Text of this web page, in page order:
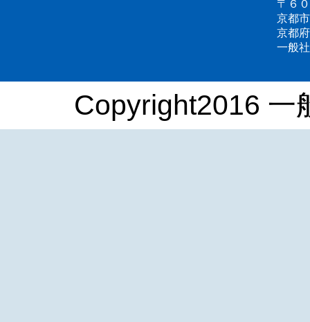
〒６
京都
京都
一般
Copyright2016